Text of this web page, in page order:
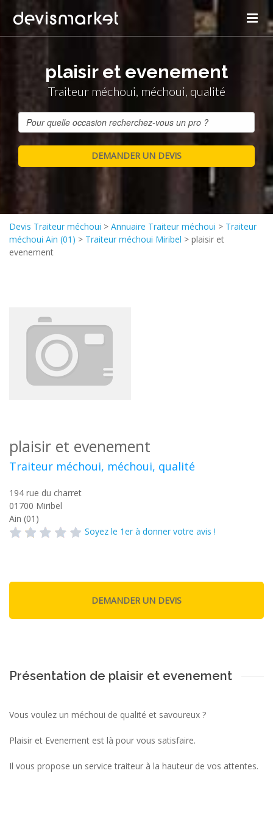
plaisir et evenement
Traiteur méchoui, méchoui, qualité
Devis Traiteur méchoui > Annuaire Traiteur méchoui > Traiteur
méchoui Ain (01) > Traiteur méchoui Miribel > plaisir et
evenement
plaisir et evenement
Traiteur méchoui, méchoui, qualité
194 rue du charret
01700 Miribel
Ain (01)
Soyez le 1er à donner votre avis !
Présentation de plaisir et evenement
Vous voulez un méchoui de qualité et savoureux ?
Plaisir et Evenement est là pour vous satisfaire.
Il vous propose un service traiteur à la hauteur de vos attentes.